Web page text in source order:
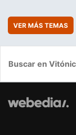
VER MÁS TEMAS